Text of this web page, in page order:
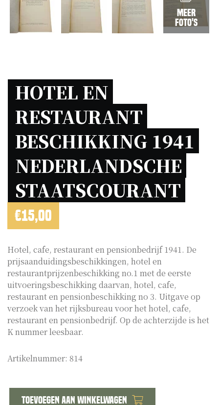
Meer
foto's
HOTEL EN
RESTAURANT
BESCHIKKING 1941
NEDERLANDSCHE
STAATSCOURANT
€15,00
Hotel, cafe, restaurant en pensionbedrijf 1941. De
prijsaanduidingsbeschikkingen, hotel en
restaurantprijzenbeschikking no.1 met de eerste
uitvoeringsbeschikking daarvan, hotel, cafe,
restaurant en pensionbeschikking no 3. Uitgave op
verzoek van het rijksbureau voor het hotel, cafe,
restaurant en pensionbedrijf. Op de achterzijde is het
K nummer leesbaar.
Artikelnummer: 814
Toevoegen aan winkelwagen